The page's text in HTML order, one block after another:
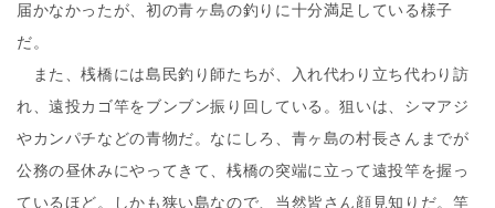
届かなかったが、初の青ヶ島の釣りに十分満足している様子
だ。
また、桟橋には島民釣り師たちが、入れ代わり立ち代わり訪
れ、遠投カゴ竿をブンブン振り回している。狙いは、シマアジ
やカンパチなどの青物だ。なにしろ、青ヶ島の村長さんまでが
公務の昼休みにやってきて、桟橋の突端に立って遠投竿を握っ
ているほど。しかも狭い島なので、当然皆さん顔見知りだ。竿